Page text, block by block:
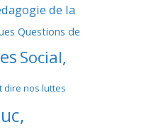
de la
Questions de
Social,
dire nos luttes